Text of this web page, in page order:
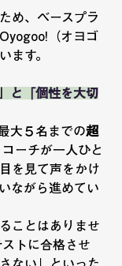
め、ベースプラ
（オヨゴ
ます。
と「個性を大切
大５名までの超
コーチが一人ひと
を見て声をかけ
ながら進めてい
ことはありませ
ストに合格させ